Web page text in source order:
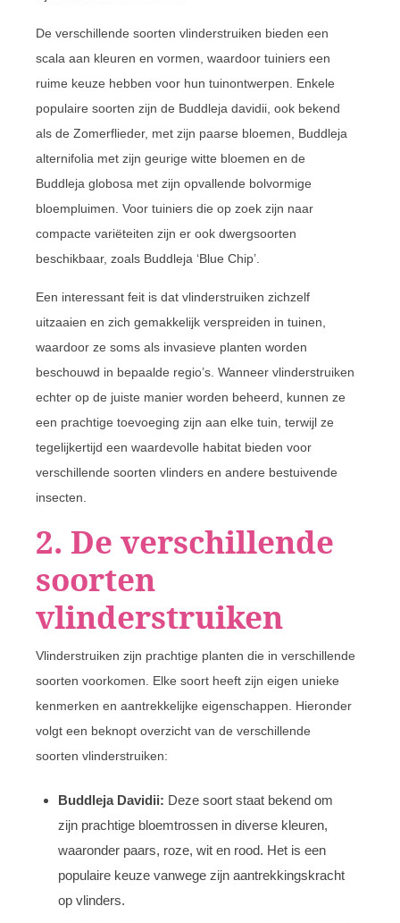
De verschillende soorten vlinderstruiken bieden een
scala aan kleuren en vormen, waardoor tuiniers een
ruime keuze hebben voor hun tuinontwerpen. Enkele
populaire soorten zijn de Buddleja davidii, ook bekend
als de Zomerflieder, met zijn paarse bloemen, Buddleja
alternifolia met zijn geurige witte bloemen en de
Buddleja globosa met zijn opvallende bolvormige
bloempluimen. Voor tuiniers die op zoek zijn naar
compacte variëteiten zijn er ook dwergsoorten
beschikbaar, zoals Buddleja ‘Blue Chip’.
Een interessant feit is dat vlinderstruiken zichzelf
uitzaaien en zich gemakkelijk verspreiden in tuinen,
waardoor ze soms als invasieve planten worden
beschouwd in bepaalde regio’s. Wanneer vlinderstruiken
echter op de juiste manier worden beheerd, kunnen ze
een prachtige toevoeging zijn aan elke tuin, terwijl ze
tegelijkertijd een waardevolle habitat bieden voor
verschillende soorten vlinders en andere bestuivende
insecten.
2. De verschillende
soorten
vlinderstruiken
Vlinderstruiken zijn prachtige planten die in verschillende
soorten voorkomen. Elke soort heeft zijn eigen unieke
kenmerken en aantrekkelijke eigenschappen. Hieronder
volgt een beknopt overzicht van de verschillende
soorten vlinderstruiken:
Buddleja Davidii: Deze soort staat bekend om
zijn prachtige bloemtrossen in diverse kleuren,
waaronder paars, roze, wit en rood. Het is een
populaire keuze vanwege zijn aantrekkingskracht
op vlinders.